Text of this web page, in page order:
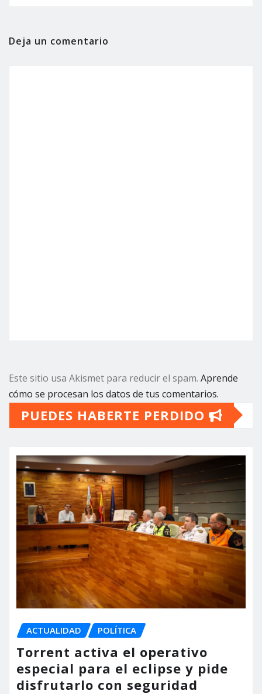
Deja un comentario
Este sitio usa Akismet para reducir el spam. Aprende
cómo se procesan los datos de tus comentarios.
PUEDES HABERTE PERDIDO
ACTUALIDAD POLÍTICA
Torrent activa el operativo
especial para el eclipse y pide
disfrutarlo con seguridad